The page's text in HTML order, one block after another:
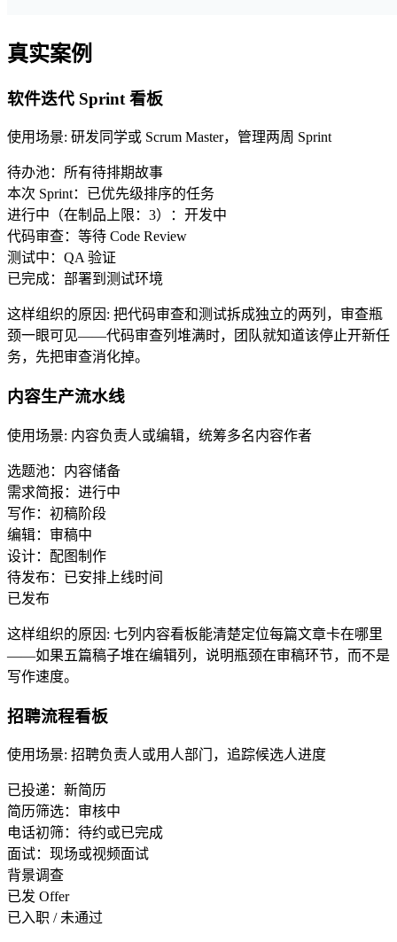
真实案例
软件迭代 Sprint 看板
使用场景: 研发同学或 Scrum Master，管理两周 Sprint
待办池：所有待排期故事
本次 Sprint：已优先级排序的任务
进行中（在制品上限：3）：开发中
代码审查：等待 Code Review
测试中：QA 验证
已完成：部署到测试环境
这样组织的原因 : 把代码审查和测试拆成独立的两列，审查瓶
颈一眼可见——代码审查列堆满时，团队就知道该停止开新任
务，先把审查消化掉。
内容生产流水线
使用场景: 内容负责人或编辑，统筹多名内容作者
选题池：内容储备
需求简报：进行中
写作：初稿阶段
编辑：审稿中
设计：配图制作
待发布：已安排上线时间
已发布
这样组织的原因 : 七列内容看板能清楚定位每篇文章卡在哪里
——如果五篇稿子堆在编辑列，说明瓶颈在审稿环节，而不是
写作速度。
招聘流程看板
使用场景: 招聘负责人或用人部门，追踪候选人进度
已投递：新简历
简历筛选：审核中
电话初筛：待约或已完成
面试：现场或视频面试
背景调查
已发 Offer
已入职 / 未通过